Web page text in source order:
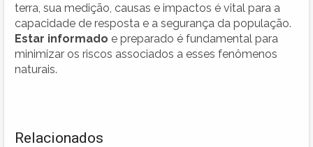
terra, sua medição, causas e impactos é vital para a
capacidade de resposta e a segurança da população.
Estar informado e preparado é fundamental para
minimizar os riscos associados a esses fenômenos
naturais.
Relacionados